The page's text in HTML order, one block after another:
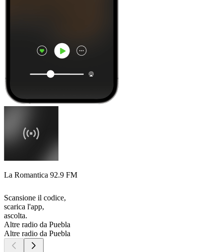
La Romantica 92.9 FM
Scansione il codice,
scarica l'app,
ascolta.
Altre radio da Puebla
Altre radio da Puebla